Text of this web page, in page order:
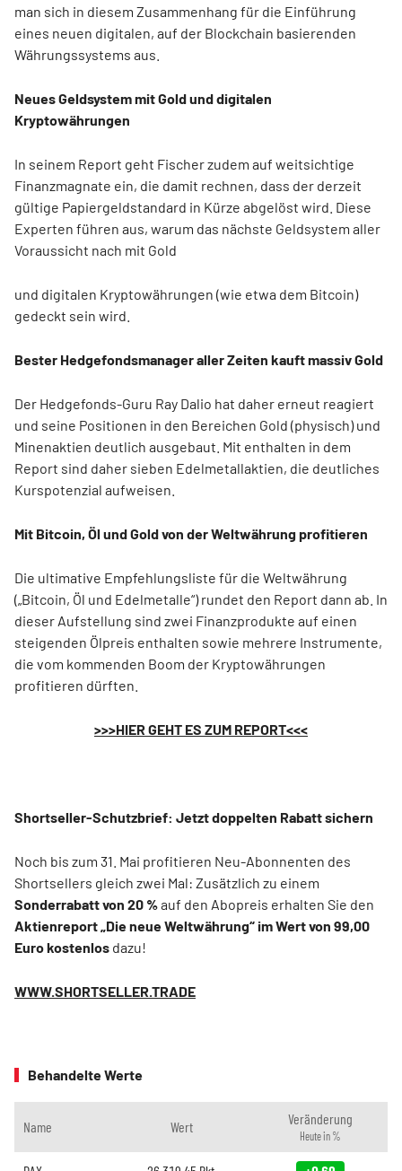
man sich in diesem Zusammenhang für die Einführung
eines neuen digitalen, auf der Blockchain basierenden
Währungssystems aus.
Neues Geldsystem mit Gold und digitalen
Kryptowährungen
In seinem Report geht Fischer zudem auf weitsichtige
Finanzmagnate ein, die damit rechnen, dass der derzeit
gültige Papiergeldstandard in Kürze abgelöst wird. Diese
Experten führen aus, warum das nächste Geldsystem aller
Voraussicht nach mit Gold
und digitalen Kryptowährungen (wie etwa dem Bitcoin)
gedeckt sein wird.
Bester Hedgefondsmanager aller Zeiten kauft massiv Gold
Der Hedgefonds-Guru Ray Dalio hat daher erneut reagiert
und seine Positionen in den Bereichen Gold (physisch) und
Minenaktien deutlich ausgebaut. Mit enthalten in dem
Report sind daher sieben Edelmetallaktien, die deutliches
Kurspotenzial aufweisen.
Mit Bitcoin, Öl und Gold von der Weltwährung profitieren
Die ultimative Empfehlungsliste für die Weltwährung
(„Bitcoin, Öl und Edelmetalle“) rundet den Report dann ab. In
dieser Aufstellung sind zwei Finanzprodukte auf einen
steigenden Ölpreis enthalten sowie mehrere Instrumente,
die vom kommenden Boom der Kryptowährungen
profitieren dürften.
>>>HIER GEHT ES ZUM REPORT<<<
Shortseller-Schutzbrief: Jetzt doppelten Rabatt sichern
Noch bis zum 31. Mai profitieren Neu-Abonnenten des
Shortsellers gleich zwei Mal: Zusätzlich zu einem
Sonderrabatt von 20 %auf den Abopreis erhalten Sie den
Aktienreport „Die neue Weltwährung“ im Wert von 99,00
Euro kostenlos dazu!
WWW.SHORTSELLER.TRADE
Behandelte Werte
Name Wert Veränderung
Heute in %